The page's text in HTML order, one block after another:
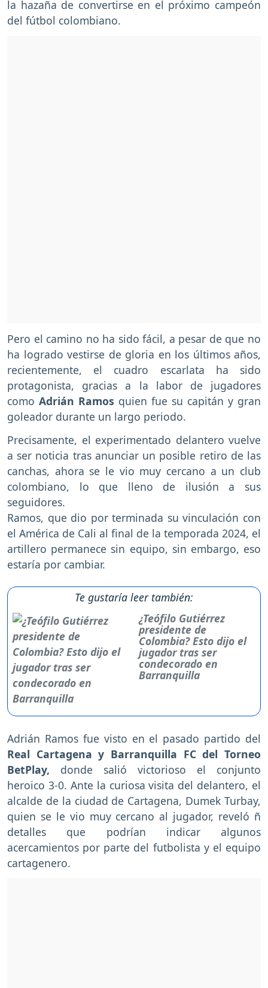
la hazaña de convertirse en el próximo campeón
del fútbol colombiano.
Pero el camino no ha sido fácil, a pesar de que no
ha logrado vestirse de gloria en los últimos años,
recientemente, el cuadro escarlata ha sido
protagonista, gracias a la labor de jugadores
como Adrián Ramos quien fue su capitán y gran
goleador durante un largo periodo.
Precisamente, el experimentado delantero vuelve
a ser noticia tras anunciar un posible retiro de las
canchas, ahora se le vio muy cercano a un club
colombiano, lo que lleno de ilusión a sus
seguidores.
Ramos, que dio por terminada su vinculación con
el América de Cali al final de la temporada 2024, el
artillero permanece sin equipo, sin embargo, eso
estaría por cambiar.
Te gustaría leer también:
¿Teófilo Gutiérrez
presidente de
Colombia? Esto dijo el
jugador tras ser
condecorado en
Barranquilla
Adrián Ramos fue visto en el pasado partido del
Real Cartagena y Barranquilla FC del Torneo
BetPlay, donde salió victorioso el conjunto
heroico 3-0. Ante la curiosa visita del delantero, el
alcalde de la ciudad de Cartagena, Dumek Turbay,
quien se le vio muy cercano al jugador, reveló ñ
detalles que podrían indicar algunos
acercamientos por parte del futbolista y el equipo
cartagenero.